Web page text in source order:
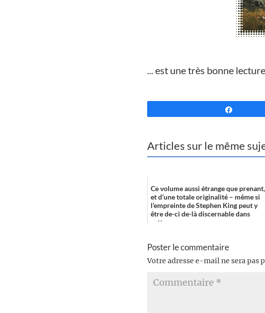
... est une très bonne lecture
Articles sur le même
Ce volume aussi étrange que prenant,
et d’une totale originalité – même si
l’empreinte de Stephen King peut y
être de-ci de-là discernable dans
cette ...
Poster le commentaire
Votre adresse e-mail ne sera pas